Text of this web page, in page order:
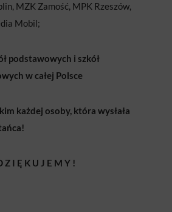
MZK Zamość, MPK Rzeszów,
Mobil;
podstawowych i szkół
w całej Polsce
każdej osoby, która wysłała
Z I Ę K U J E M Y !